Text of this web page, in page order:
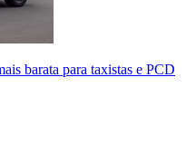
barata para taxistas e PCD